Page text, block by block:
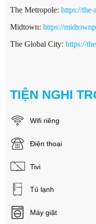
The Metropole: https://
Midtown: https://
The Global City: https://
TIỆN NGHI
Wifi riêng
Điện thoại
Tivi
Tủ lạnh
Máy giặt